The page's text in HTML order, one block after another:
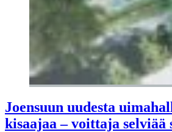
Joensuun uudesta
kisaajaa – voittaja selviää